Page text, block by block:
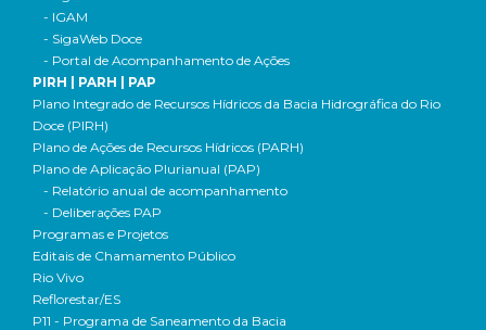
- IGAM
- SigaWeb Doce
- Portal de Acompanhamento de Ações
PIRH | PARH | PAP
Plano Integrado de Recursos Hídricos da Bacia Hidrográfica do Rio
Doce (PIRH)
Plano de Ações de Recursos Hídricos (PARH)
Plano de Aplicação Plurianual (PAP)
- Relatório anual de acompanhamento
- Deliberações PAP
Programas e Projetos
Editais de Chamamento Público
Rio Vivo
Reflorestar/ES
P11 - Programa de Saneamento da Bacia